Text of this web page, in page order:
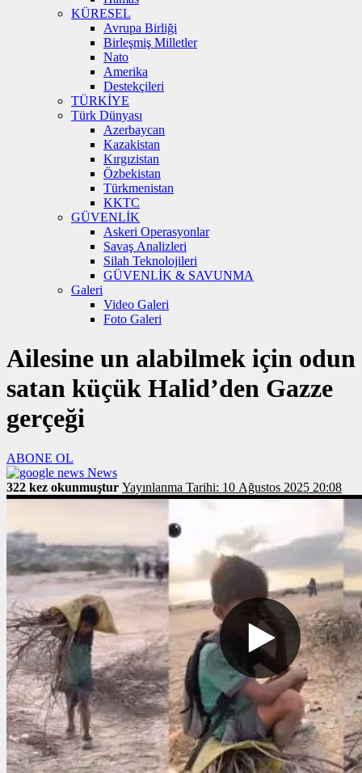
KÜRESEL
Avrupa Birliği
Birleşmiş Milletler
Nato
Amerika
Destekçileri
TÜRKİYE
Türk Dünyası
Azerbaycan
Kazakistan
Kırgızistan
Özbekistan
Türkmenistan
KKTC
GÜVENLİK
Askeri Operasyonlar
Savaş Analizleri
Silah Teknolojileri
GÜVENLİK & SAVUNMA
Galeri
Video Galeri
Foto Galeri
Ailesine un alabilmek için odun
satan küçük Halid’den Gazze
gerçeği
ABONE OL
News
322 kez okunmuştur Yayınlanma Tarihi: 10 Ağustos 2025 20:08